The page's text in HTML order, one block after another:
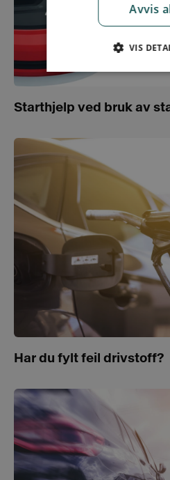
Starthjelp ved bruk av
Har du fylt feil drivstoff?
Avvis
VIS